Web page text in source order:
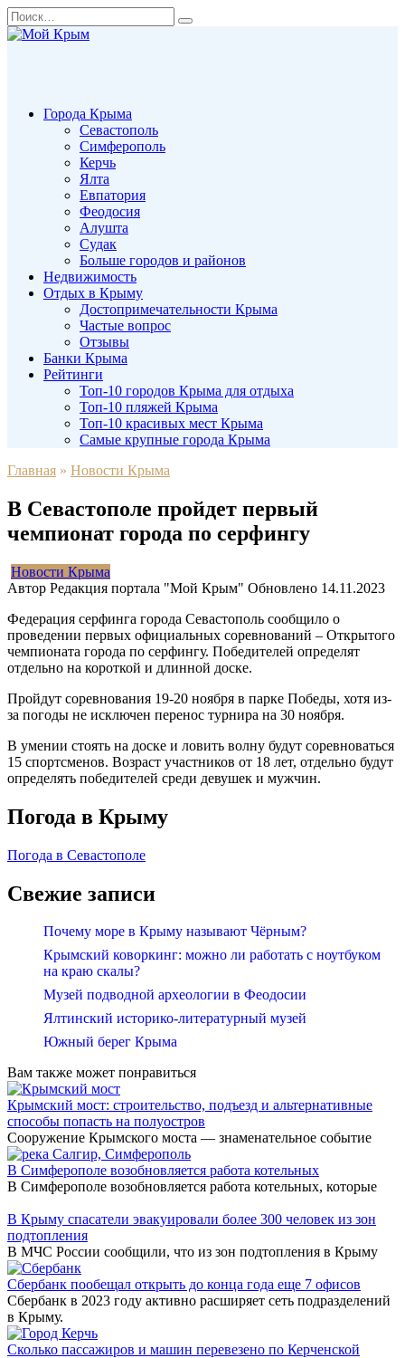
Перейти
к
содержанию
Search
for:
Города Крыма
Севастополь
Симферополь
Керчь
Ялта
Евпатория
Феодосия
Алушта
Судак
Больше городов и районов
Недвижимость
Отдых в Крыму
Достопримечательности Крыма
Частые вопрос
Отзывы
Банки Крыма
Рейтинги
Топ-10 городов Крыма для отдыха
Топ-10 пляжей Крыма
Топ-10 красивых мест Крыма
Самые крупные города Крыма
Главная » Новости Крыма
В Севастополе пройдет первый
чемпионат города по серфингу
Новости Крыма
Автор Редакция портала "Мой Крым" Обновлено 14.11.2023
Федерация серфинга города Севастополь сообщило о
проведении первых официальных соревнований – Открытого
чемпионата города по серфингу. Победителей определят
отдельно на короткой и длинной доске.
Пройдут соревнования 19-20 ноября в парке Победы, хотя из-
за погоды не исключен перенос турнира на 30 ноября.
В умении стоять на доске и ловить волну будут соревноваться
15 спортсменов. Возраст участников от 18 лет, отдельно будут
определять победителей среди девушек и мужчин.
Погода в Крыму
Погода в Севастополе
Свежие записи
Почему море в Крыму называют Чёрным?
Крымский коворкинг: можно ли работать с ноутбуком
на краю скалы?
Музей подводной археологии в Феодосии
Ялтинский историко-литературный музей
Южный берег Крыма
Вам также может понравиться
Крымский мост: строительство, подъезд и альтернативные
способы попасть на полуостров
Сооружение Крымского моста — знаменательное событие
В Симферополе возобновляется работа котельных
В Симферополе возобновляется работа котельных, которые
В Крыму спасатели эвакуировали более 300 человек из зон
подтопления
В МЧС России сообщили, что из зон подтопления в Крыму
Сбербанк пообещал открыть до конца года еще 7 офисов
Сбербанк в 2023 году активно расширяет сеть подразделений
в Крыму.
Сколько пассажиров и машин перевезено по Керченской